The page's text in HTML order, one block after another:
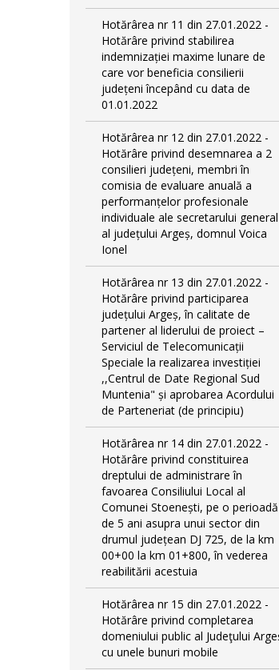
Hotărârea nr 11 din 27.01.2022 -
Hotărâre privind stabilirea
indemnizației maxime lunare de
care vor beneficia consilierii
județeni începând cu data de
01.01.2022
Hotărârea nr 12 din 27.01.2022 -
Hotărâre privind desemnarea a 2
consilieri județeni, membri în
comisia de evaluare anuală a
performanțelor profesionale
individuale ale secretarului general
al județului Argeș, domnul Voica
Ionel
Hotărârea nr 13 din 27.01.2022 -
Hotărâre privind participarea
județului Argeș, în calitate de
partener al liderului de proiect –
Serviciul de Telecomunicații
Speciale la realizarea investiției
,,Centrul de Date Regional Sud
Muntenia" și aprobarea Acordului
de Parteneriat (de principiu)
Hotărârea nr 14 din 27.01.2022 -
Hotărâre privind constituirea
dreptului de administrare în
favoarea Consiliului Local al
Comunei Stoenești, pe o perioadă
de 5 ani asupra unui sector din
drumul județean DJ 725, de la km
00+00 la km 01+800, în vederea
reabilitării acestuia
Hotărârea nr 15 din 27.01.2022 -
Hotărâre privind completarea
domeniului public al Judeţului
cu unele bunuri mobile